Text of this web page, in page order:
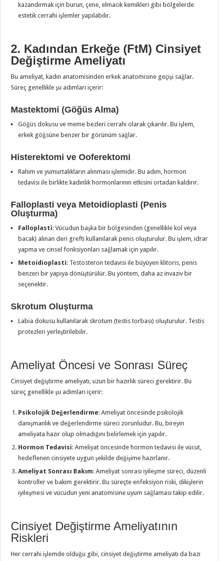
kazandırmak için burun, çene, elmacık kemikleri gibi bölgelerde
estetik cerrahi işlemler yapılabilir.
2. Kadından Erkeğe (FtM) Cinsiyet
Değiştirme Ameliyatı
Bu ameliyat, kadın anatomisinden erkek anatomisine geçişi sağlar.
Süreç genellikle şu adımları içerir:
Mastektomi (Göğüs Alma)
Göğüs dokusu ve meme bezleri cerrahi olarak çıkarılır. Bu işlem,
erkek göğsüne benzer bir görünüm sağlar.
Histerektomi ve Ooferektomi
Rahim ve yumurtalıkların alınması işlemidir. Bu adım, hormon
tedavisi ile birlikte kadınlık hormonlarının etkisini ortadan kaldırır.
Falloplasti veya Metoidioplasti (Penis
Oluşturma)
Falloplasti: Vücudun başka bir bölgesinden (genellikle kol veya
bacak) alınan deri grefti kullanılarak penis oluşturulur. Bu işlem, idrar
yapma ve cinsel fonksiyonları sağlamak için yapılır.
Metoidioplasti: Testosteron tedavisi ile büyüyen klitoris, penis
benzeri bir yapıya dönüştürülür. Bu yöntem, daha az invaziv bir
seçenektir.
Skrotum Oluşturma
Labia dokusu kullanılarak skrotum (testis torbası) oluşturulur. Testis
protezleri yerleştirilebilir.
Ameliyat Öncesi ve Sonrası Süreç
Cinsiyet değiştirme ameliyatı, uzun bir hazırlık süreci gerektirir. Bu
süreç genellikle şu adımları içerir:
Psikolojik Değerlendirme: Ameliyat öncesinde psikolojik
danışmanlık ve değerlendirme süreci zorunludur. Bu, bireyin
ameliyata hazır olup olmadığını belirlemek için yapılır.
Hormon Tedavisi: Ameliyat öncesinde hormon tedavisi ile vücut,
hedeflenen cinsiyete uygun şekilde değişime hazırlanır.
Ameliyat Sonrası Bakım: Ameliyat sonrası iyileşme süreci, düzenli
kontroller ve bakım gerektirir. Bu süreçte enfeksiyon riski, dikişlerin
iyileşmesi ve vücudun yeni anatomisine uyum sağlaması takip edilir.
Cinsiyet Değiştirme Ameliyatının
Riskleri
Her cerrahi işlemde olduğu gibi, cinsiyet değiştirme ameliyatı da bazı